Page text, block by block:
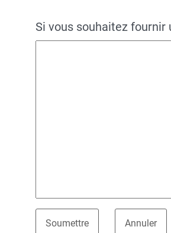
Si vous souhaitez fournir